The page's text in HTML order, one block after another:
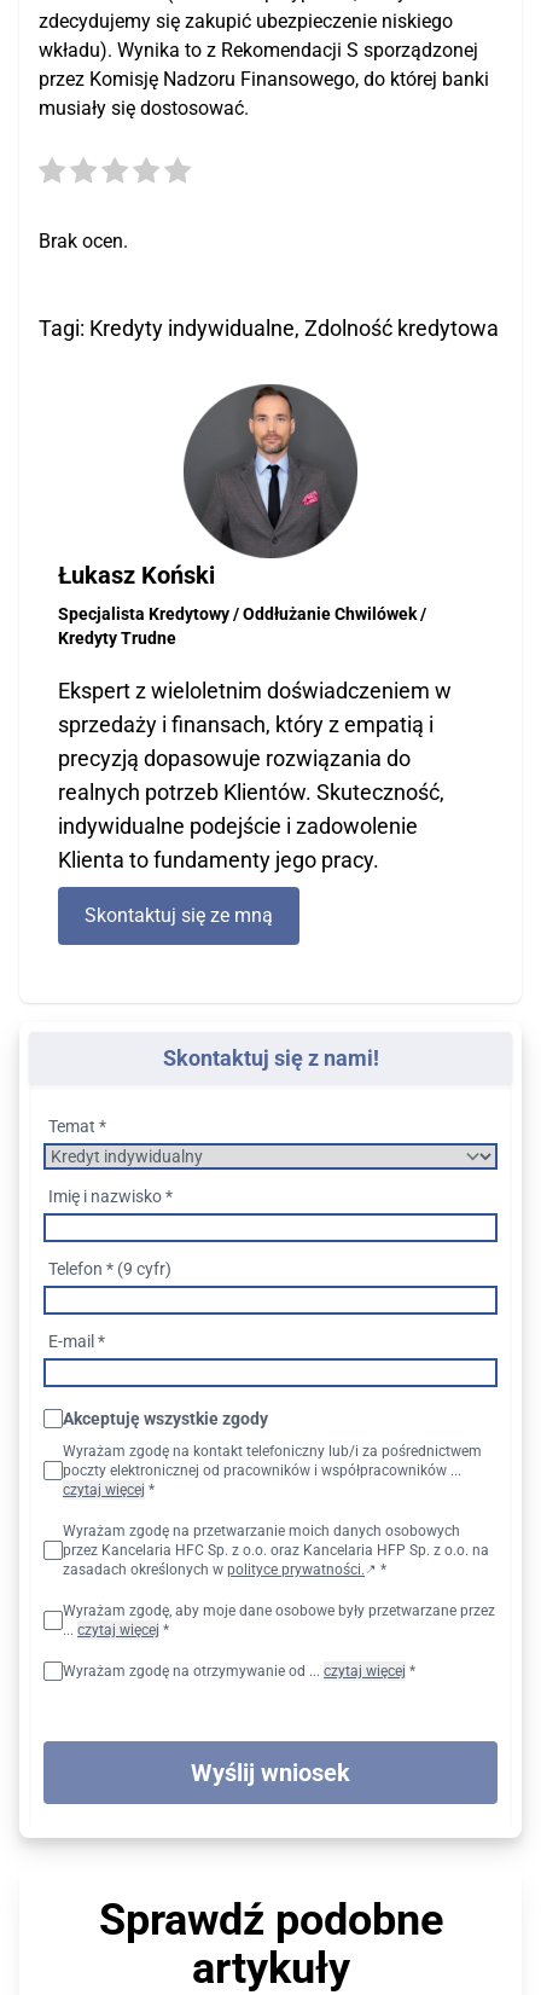
zdecydujemy się zakupić ubezpieczenie niskiego
wkładu). Wynika to z Rekomendacji S sporządzonej
przez Komisję Nadzoru Finansowego, do której banki
musiały się dostosować.
Brak ocen.
Tagi: Kredyty indywidualne, Zdolność kredytowa
Łukasz Koński
Specjalista Kredytowy / Oddłużanie Chwilówek /
Kredyty Trudne
Ekspert z wieloletnim doświadczeniem w
sprzedaży i finansach, który z empatią i
precyzją dopasowuje rozwiązania do
realnych potrzeb Klientów. Skuteczność,
indywidualne podejście i zadowolenie
Klienta to fundamenty jego pracy.
Skontaktuj się ze mną
Skontaktuj się z nami!
Temat *
Imię i nazwisko *
Telefon * (9 cyfr)
E-mail *
Akceptuję wszystkie zgody
Wyrażam zgodę na kontakt telefoniczny lub/i za pośrednictwem
poczty elektronicznej od pracowników i współpracowników ...
czytaj więcej *
Wyrażam zgodę na przetwarzanie moich danych osobowych
przez Kancelaria HFC Sp. z o.o. oraz Kancelaria HFP Sp. z o.o. na
zasadach określonych w polityce prywatności. *
Wyrażam zgodę, aby moje dane osobowe były przetwarzane przez
... czytaj więcej *
Wyrażam zgodę na otrzymywanie od ... czytaj więcej *
Wyślij wniosek
Sprawdź podobne
artykuły